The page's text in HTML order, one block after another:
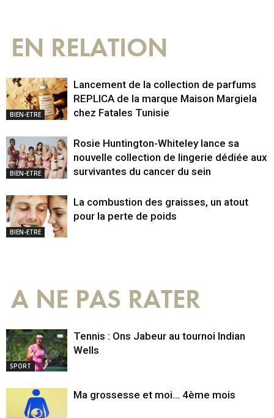
EN RELATION
BIEN-ETRE
Lancement de la collection de parfums
REPLICA de la marque Maison Margiela
chez Fatales Tunisie
BIEN-ETRE
Rosie Huntington-Whiteley lance sa
nouvelle collection de lingerie dédiée aux
survivantes du cancer du sein
BIEN-ETRE
La combustion des graisses, un atout
pour la perte de poids
A NE PAS RATER
SPORT
Tennis : Ons Jabeur au tournoi Indian
Wells
Ma grossesse et moi… 4ème mois